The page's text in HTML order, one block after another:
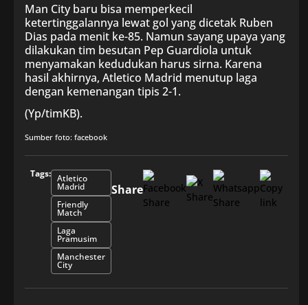
Man City baru bisa memperkecil
ketertinggalannya lewat gol yang dicetak Ruben
Dias pada menit ke-85. Namun sayang upaya yang
dilakukan tim besutan Pep Guardiola untuk
menyamakan kedudukan harus sirna. Karena
hasil akhirnya, Atletico Madrid menutup laga
dengan kemenangan tipis 2-1.
(Yp/timKB).
Sumber foto: facebook
Tags: Atletico
Madrid
Friendly
Match
Laga
Pramusim
Manchester
City
Share